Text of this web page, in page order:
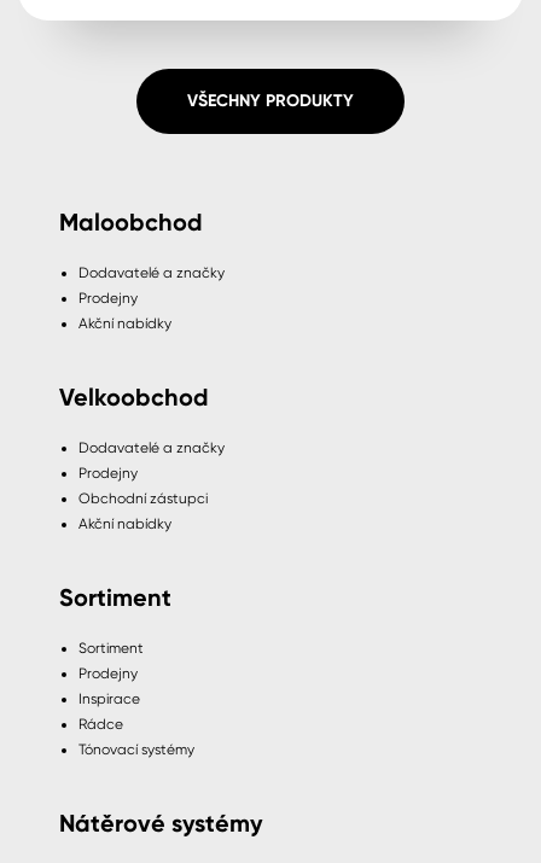
VŠECHNY PRODUKTY
Maloobchod
Dodavatelé a značky
Prodejny
Akční nabídky
Velkoobchod
Dodavatelé a značky
Prodejny
Obchodní zástupci
Akční nabídky
Sortiment
Sortiment
Prodejny
Inspirace
Rádce
Tónovací systémy
Nátěrové systémy